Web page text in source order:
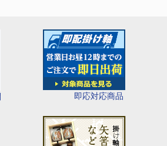
即応対応商品